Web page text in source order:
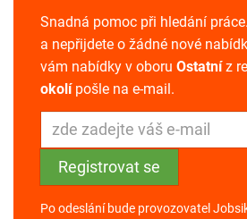
Snadná pomoc při hledání
a nepřijdete o žádné nové
vám nabídky v oboru Ostatníz
okolípošle na e-mail.
Po odeslání bude provozovatel